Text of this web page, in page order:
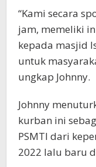
“Kami secara
jam, memeliki
kepada masjid
untuk
ungkap Johnny.
Johnny
kurban ini
PSMTI dari
2022 lalu baru